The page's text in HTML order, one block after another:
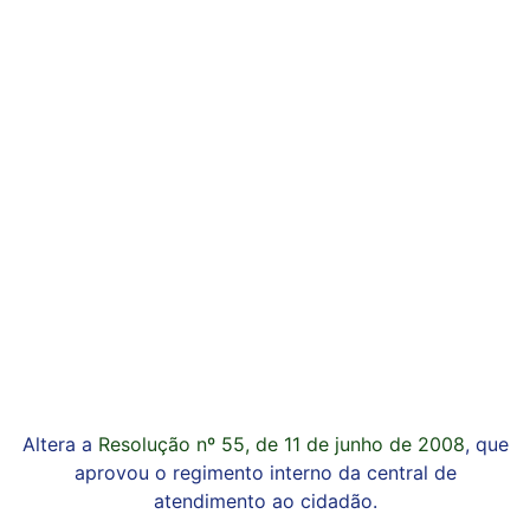
Altera a Resolução nº 55, de 11 de junho de 2008, que
aprovou o regimento interno da central de
atendimento ao cidadão.